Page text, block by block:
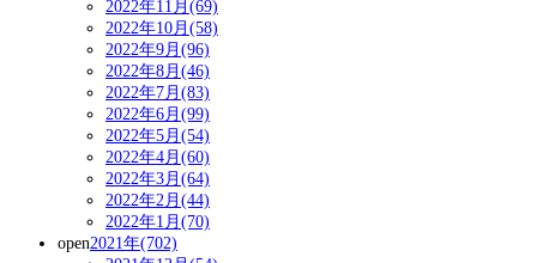
2022年11月(69)
2022年10月(58)
2022年9月(96)
2022年8月(46)
2022年7月(83)
2022年6月(99)
2022年5月(54)
2022年4月(60)
2022年3月(64)
2022年2月(44)
2022年1月(70)
open2021年(702)